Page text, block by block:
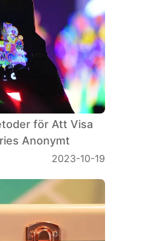
för Att Visa
Anonymt
2023-10-19